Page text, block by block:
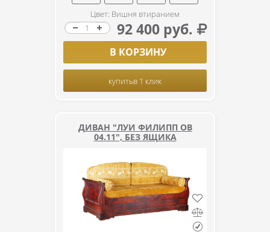
Цвет: Вишня втиранием
92 400 руб.
В КОРЗИНУ
купитьв 1 клик
ДИВАН "ЛУИ ФИЛИПП ОВ
04.11", БЕЗ ЯЩИКА